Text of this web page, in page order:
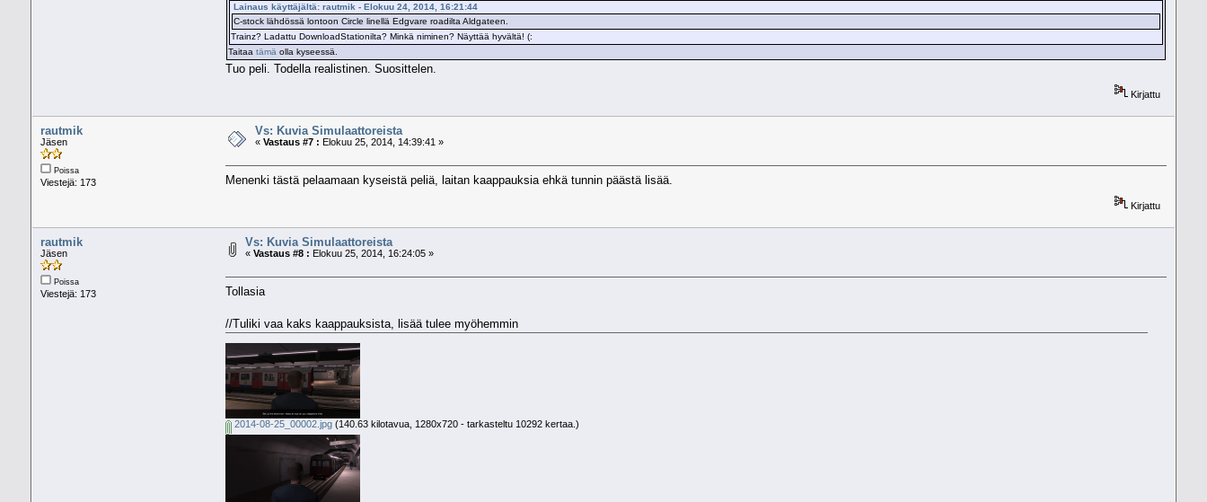
Lainaus käyttäjältä: rautmik - Elokuu 24, 2014, 16:21:44
C-stock lähdössä lontoon Circle linellä Edgvare roadilta Aldgateen.
Trainz? Ladattu DownloadStationilta? Minkä niminen? Näyttää hyvältä! (:
Taitaatämä olla kyseessä.
Tuo peli. Todella realistinen. Suosittelen.
Kirjattu
rautmik
Jäsen
Poissa
Viestejä: 173
Vs: Kuvia Simulaattoreista
« Vastaus #7 : Elokuu 25, 2014, 14:39:41 »
Menenki tästä pelaamaan kyseistä peliä, laitan kaappauksia ehkä tunnin päästä lisää.
Kirjattu
rautmik
Jäsen
Poissa
Viestejä: 173
Vs: Kuvia Simulaattoreista
« Vastaus #8 : Elokuu 25, 2014, 16:24:05 »
Tollasia
//Tuliki vaa kaks kaappauksista, lisää tulee myöhemmin
2014-08-25_00002.jpg (140.63 kilotavua, 1280x720 - tarkasteltu 10292 kertaa.)